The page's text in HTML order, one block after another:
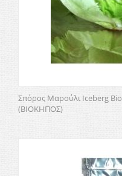
Σπόρος Μαρούλι Iceberg Bio
(ΒΙΟΚΗΠΟΣ)